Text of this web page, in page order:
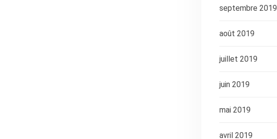
septembre 2019
août 2019
juillet 2019
juin 2019
mai 2019
avril 2019